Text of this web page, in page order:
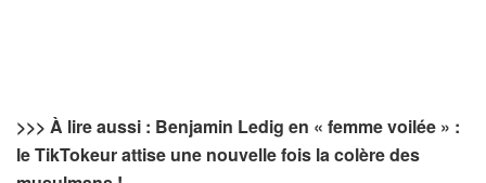
>>> À lire aussi : Benjamin Ledig en « femme voilée » :
le TikTokeur attise une nouvelle fois la colère des